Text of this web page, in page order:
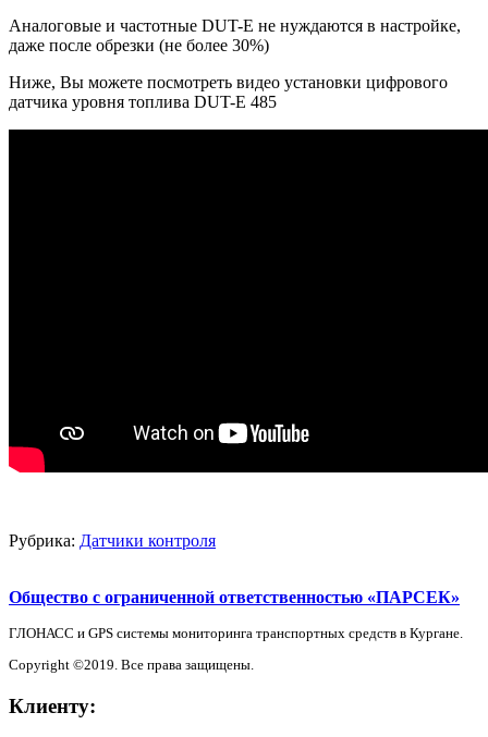
Аналоговые и частотные DUT-E не нуждаются в настройке,
даже после обрезки (не более 30%)
Ниже, Вы можете посмотреть видео установки цифрового
датчика уровня топлива DUT-E 485
Рубрика: Датчики контроля
Общество с ограниченной ответственностью «ПАРСЕК»
ГЛОНАСС и GPS системы мониторинга транспортных средств в Кургане.
Copyright ©2019. Все права защищены.
Клиенту: